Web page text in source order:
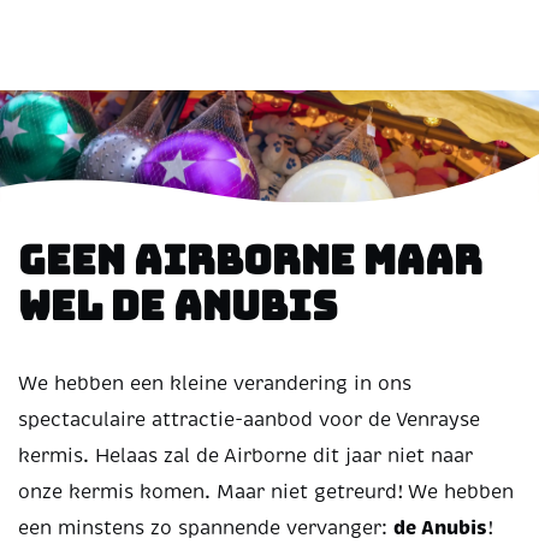
Geen Airborne maar
wel de Anubis
We hebben een kleine verandering in ons
spectaculaire attractie-aanbod voor de Venrayse
kermis. Helaas zal de Airborne dit jaar niet naar
onze kermis komen. Maar niet getreurd! We hebben
een minstens zo spannende vervanger: de Anubis!